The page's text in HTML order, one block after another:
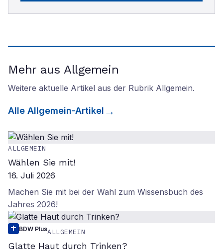
Mehr aus Allgemein
Weitere aktuelle Artikel aus der Rubrik Allgemein.
Alle Allgemein-Artikel
ALLGEMEIN
Wählen Sie mit!
16. Juli 2026
Machen Sie mit bei der Wahl zum Wissensbuch des
Jahres 2026!
BDW PlusALLGEMEIN
Glatte Haut durch Trinken?